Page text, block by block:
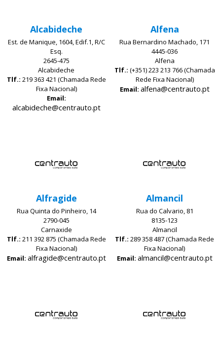
Alcabideche
Est. de Manique, 1604, Edif.1, R/C
Esq.
2645-475
Alcabideche
Tlf.: 219 363 421 (Chamada Rede
Fixa Nacional)
Email:
alcabideche@centrauto.pt
Alfena
Rua Bernardino Machado, 171
4445-036
Alfena
Tlf.: (+351) 223 213 766 (Chamada
Rede Fixa Nacional)
Email: alfena@centrauto.pt
Alfragide
Rua Quinta do Pinheiro, 14
2790-045
Carnaxide
Tlf.: 211 392 875 (Chamada Rede
Fixa Nacional)
Email: alfragide@centrauto.pt
Almancil
Rua do Calvario, 81
8135-123
Almancil
Tlf.: 289 358 487 (Chamada Rede
Fixa Nacional)
Email: almancil@centrauto.pt